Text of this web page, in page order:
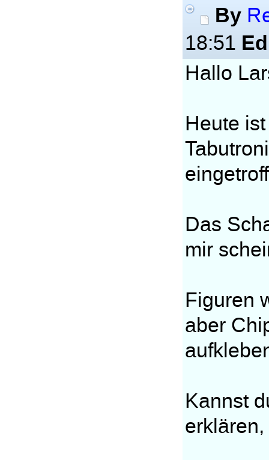
By
18:51
Hallo
Heute
Das
mir
Figuren
aber
Kannst